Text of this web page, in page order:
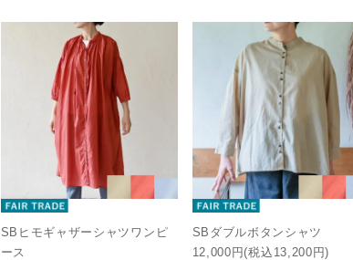
SBヒモギャザーシャツワンピ
ース
SBダブルボタンシャツ
12,000円(税込13,200円)